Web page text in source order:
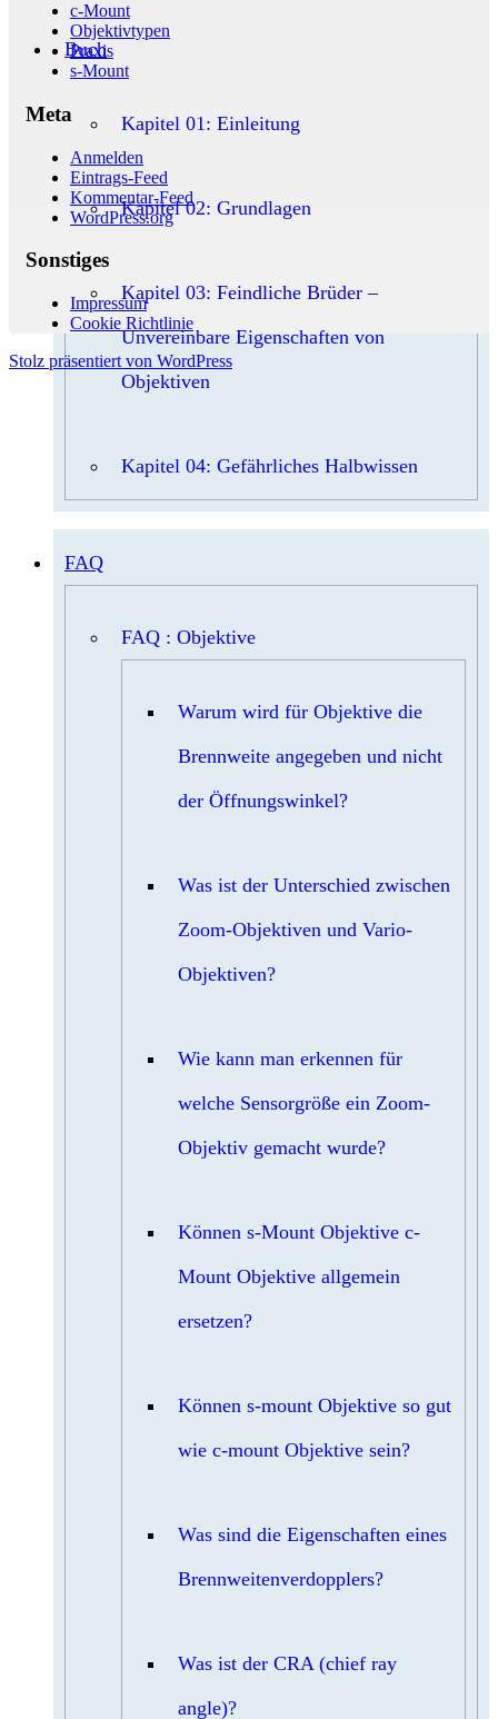
Buch
Kapitel 01: Einleitung
Kapitel 02: Grundlagen
Kapitel 03: Feindliche Brüder –
Unvereinbare Eigenschaften von
Objektiven
Kapitel 04: Gefährliches Halbwissen
FAQ
FAQ : Objektive
Warum wird für Objektive die
Brennweite angegeben und nicht
der Öffnungswinkel?
Was ist der Unterschied zwischen
Zoom-Objektiven und Vario-
Objektiven?
Wie kann man erkennen für
welche Sensorgröße ein Zoom-
Objektiv gemacht wurde?
Können s-Mount Objektive c-
Mount Objektive allgemein
ersetzen?
Können s-mount Objektive so gut
wie c-mount Objektive sein?
Was sind die Eigenschaften eines
Brennweitenverdopplers?
Was ist der CRA (chief ray
angle)?
c-Mount
Objektivtypen
Praxis
s-Mount
Meta
Anmelden
Eintrags-Feed
Kommentar-Feed
WordPress.org
Sonstiges
Impressum
Cookie Richtlinie
Stolz präsentiert von WordPress